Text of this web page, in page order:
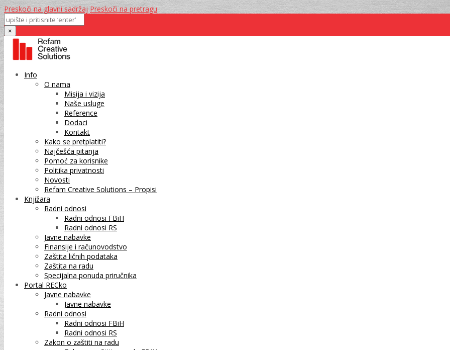
Preskoči na glavni sadržaj Preskoči na pretragu
×
Info
O nama
Misija i vizija
Naše usluge
Reference
Dodaci
Kontakt
Kako se pretplatiti?
Najčešća pitanja
Pomoć za korisnike
Politika privatnosti
Novosti
Refam Creative Solutions – Propisi
Knjižara
Radni odnosi
Radni odnosi FBiH
Radni odnosi RS
Javne nabavke
Finansije i računovodstvo
Zaštita ličnih podataka
Zaštita na radu
Specijalna ponuda priručnika
Portal RECko
Javne nabavke
Javne nabavke
Radni odnosi
Radni odnosi FBiH
Radni odnosi RS
Zakon o zaštiti na radu